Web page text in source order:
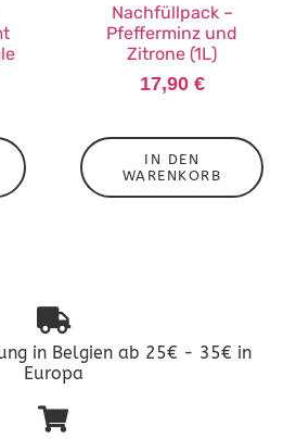
Nachfüllpack –
Pfefferminz und
Zitrone (1L)
17,90 €
IN DEN
WARENKORB
in Belgien ab 25€ - 35€ in
Europa